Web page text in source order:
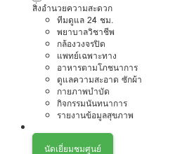
สิ่งอำนวยความสะดวก
ทีมดูแล 24 ชม.
พยาบาลวิชาชีพ
กล้องวงจรปิด
แพทย์เฉพาะทาง
อาหารตามโภชนาการ
ดูแลความสะอาด ซักผ้า
กายภาพบำบัด
กิจกรรมนันทนาการ
รายงานข้อมูลสุขภาพ
นัดเยี่ยมชมศูนย์